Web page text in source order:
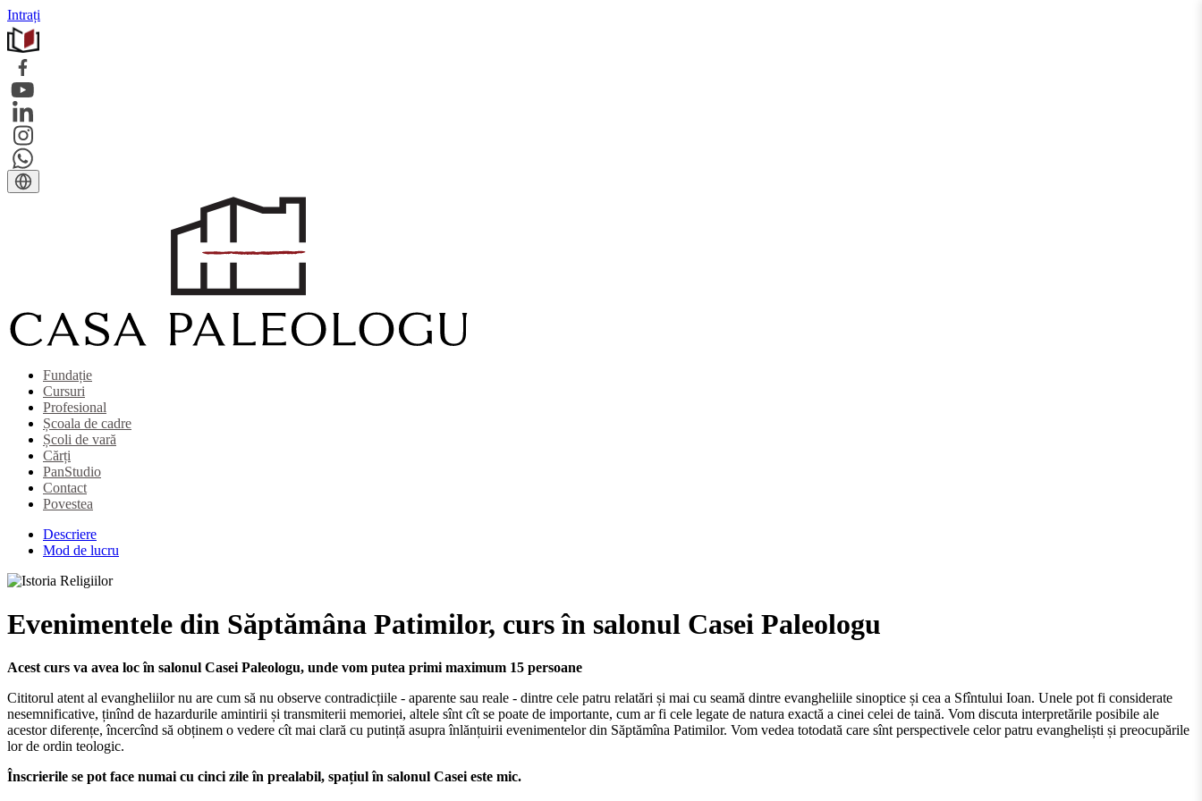
Intrați
Fundație
Cursuri
Profesional
Școala de cadre
Școli de vară
Cărți
PanStudio
Contact
Povestea
Descriere
Mod de lucru
Evenimentele din Săptămâna Patimilor, curs în salonul Casei Paleologu
Acest curs va avea loc în salonul Casei Paleologu, unde vom putea primi maximum 15 persoane
Cititorul atent al evangheliilor nu are cum să nu observe contradicțiile - aparente sau reale - dintre cele patru relatări și mai cu seamă dintre evangheliile sinoptice și cea a Sfîntului Ioan. Unele pot fi considerate
nesemnificative, ținînd de hazardurile amintirii și transmiterii memoriei, altele sînt cît se poate de importante, cum ar fi cele legate de natura exactă a cinei celei de taină. Vom discuta interpretările posibile ale
acestor diferențe, încercînd să obținem o vedere cît mai clară cu putință asupra înlănțuirii evenimentelor din Săptămîna Patimilor. Vom vedea totodată care sînt perspectivele celor patru evangheliști și preocupările
lor de ordin teologic.
Înscrierile se pot face numai cu cinci zile în prealabil, spațiul în salonul Casei este mic.